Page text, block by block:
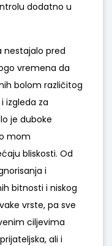
dodatno u
nestajalo pred
vremena da
bolom različitog
izgleda za
je duboke
mom
bliskosti. Od
i
bitnosti i niskog
vrste, pa sve
ciljevima
ali i